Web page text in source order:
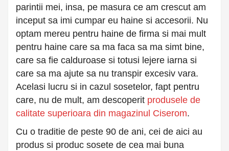
parintii mei, insa, pe masura ce am crescut am
inceput sa imi cumpar eu haine si accesorii. Nu
optam mereu pentru haine de firma si mai mult
pentru haine care sa ma faca sa ma simt bine,
care sa fie calduroase si totusi lejere iarna si
care sa ma ajute sa nu transpir excesiv vara.
Acelasi lucru si in cazul sosetelor, fapt pentru
care, nu de mult, am descoperit produsele de
calitate superioara din magazinul Ciserom.
Cu o traditie de peste 90 de ani, cei de aici au
produs si produc sosete de cea mai buna